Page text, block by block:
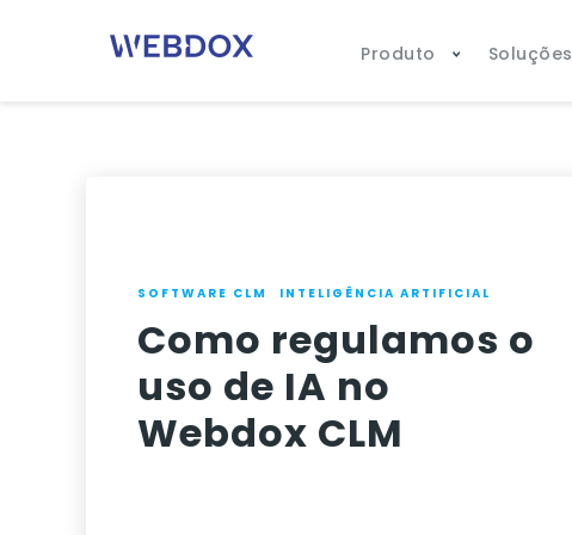
Produto Soluções
SOFTWARE CLM INTELIGÊNCIA ARTIFICIAL
Como regulamos o
uso de IA no
Webdox CLM